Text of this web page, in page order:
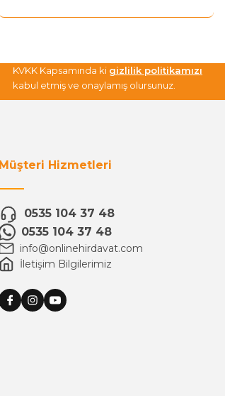
KVKK Kapsamında ki gizlilik politikamızı
kabul etmiş ve onaylamış olursunuz.
Müşteri Hizmetleri
0535 104 37 48
0535 104 37 48
info@onlinehirdavat.com
İletişim Bilgilerimiz